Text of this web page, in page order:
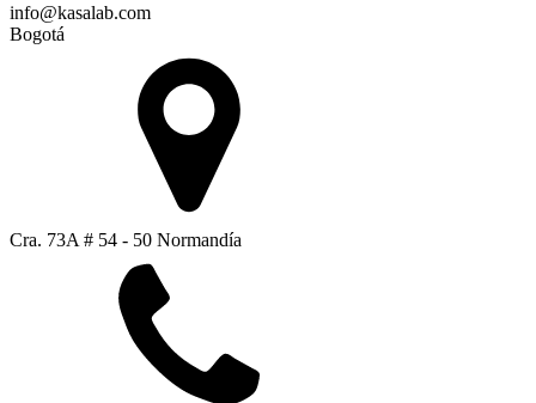
info@kasalab.com
Bogotá
Cra. 73A # 54 - 50 Normandía